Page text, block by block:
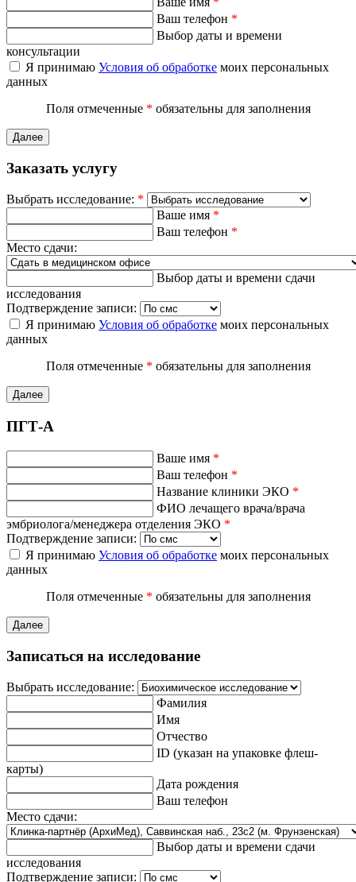
Ваш телефон *
Выбор даты и времени
консультации
Я принимаю Условия об обработке моих персональных
данных
Поля отмеченные * обязательны для заполнения
Далее
Заказать услугу
Выбрать исследование: *
Ваше имя *
Ваш телефон *
Место сдачи:
Выбор даты и времени сдачи
исследования
Подтверждение записи:
Я принимаю Условия об обработке моих персональных
данных
Поля отмеченные * обязательны для заполнения
Далее
ПГТ-А
Ваше имя *
Ваш телефон *
Название клиники ЭКО *
ФИО лечащего врача/врача
эмбриолога/менеджера отделения ЭКО *
Подтверждение записи:
Я принимаю Условия об обработке моих персональных
данных
Поля отмеченные * обязательны для заполнения
Далее
Записаться на исследование
Выбрать исследование:
Фамилия
Имя
Отчество
ID (указан на упаковке флеш-
карты)
Дата рождения
Ваш телефон
Место сдачи:
Выбор даты и времени сдачи
исследования
Подтверждение записи: